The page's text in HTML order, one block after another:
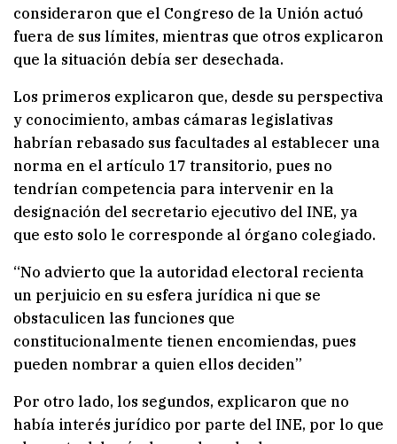
consideraron que el Congreso de la Unión actuó
fuera de sus límites, mientras que otros explicaron
que la situación debía ser desechada.
Los primeros explicaron que, desde su perspectiva
y conocimiento, ambas cámaras legislativas
habrían rebasado sus facultades al establecer una
norma en el artículo 17 transitorio, pues no
tendrían competencia para intervenir en la
designación del secretario ejecutivo del INE, ya
que esto solo le corresponde al órgano colegiado.
“No advierto que la autoridad electoral recienta
un perjuicio en su esfera jurídica ni que se
obstaculicen las funciones que
constitucionalmente tienen encomiendas, pues
pueden nombrar a quien ellos deciden”
Por otro lado, los segundos, explicaron que no
había interés jurídico por parte del INE, por lo que